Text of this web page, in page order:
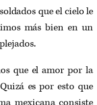
que el cielo le
más bien en un
que el amor por la
es por esto que